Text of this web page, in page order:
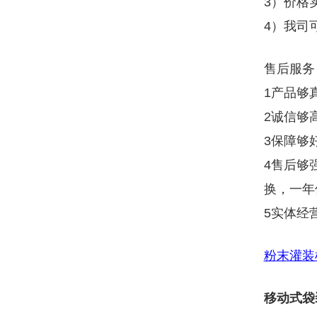
4）我司
售后服
1产品够
2诚信够
3保障够
4售后够
换，一
5实体经
粉末灌
移动式